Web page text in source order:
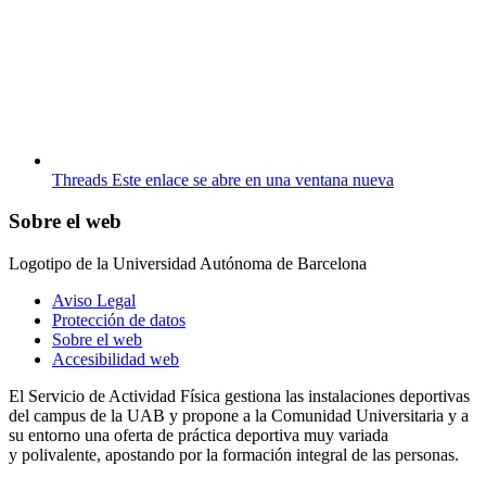
Threads Este enlace se abre en una ventana nueva
Sobre el web
Logotipo de la Universidad Autónoma de Barcelona
Aviso Legal
Protección de datos
Sobre el web
Accesibilidad web
El Servicio de Actividad Física gestiona las instalaciones deportivas
del campus de la UAB y propone a la Comunidad Universitaria y a
su entorno una oferta de práctica deportiva muy variada
y polivalente, apostando por la formación integral de las personas.